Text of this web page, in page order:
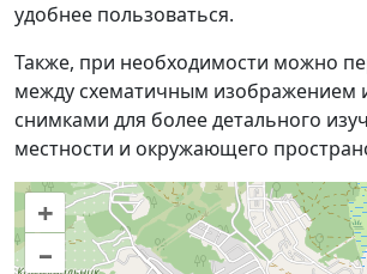
удобнее пользоваться.
Также, при необходимости можно
между схематичным изображением
снимками для более детального
местности и окружающего
+
–